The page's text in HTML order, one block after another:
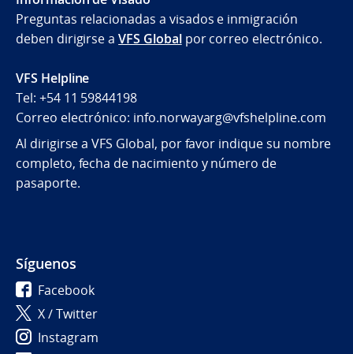
Preguntas relacionadas a visados e inmigración
deben dirigirse aVFS Globalpor correo electrónico.
VFS Helpline
Tel: +54 11 59844198
Correo electrónico: info.norwayarg@vfshelpline.com
Al dirigirse a VFS Global, por favor indique su nombre
completo, fecha de nacimiento y número de
pasaporte.
Síguenos
Facebook
X / Twitter
Instagram